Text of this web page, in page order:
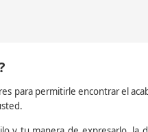
para permitirle encontrar el